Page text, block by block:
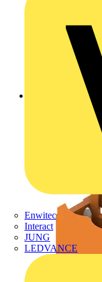
Enwitec
Interact
JUNG
LEDVANCE
Zurück zu Produkte